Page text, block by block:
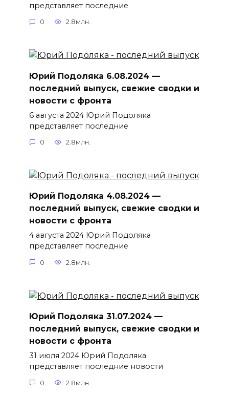
представляет последние
0 2.8млн.
Юрий Подоляка 6.08.2024 —
последний выпуск, свежие сводки и
новости с фронта
6 августа 2024 Юрий Подоляка
представляет последние
0 2.8млн.
Юрий Подоляка 4.08.2024 —
последний выпуск, свежие сводки и
новости с фронта
4 августа 2024 Юрий Подоляка
представляет последние
0 2.8млн.
Юрий Подоляка 31.07.2024 —
последний выпуск, свежие сводки и
новости с фронта
31 июля 2024 Юрий Подоляка
представляет последние новости
0 2.8млн.